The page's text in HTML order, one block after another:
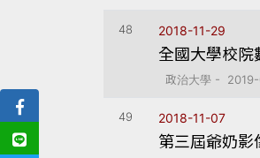
48 2018-11-29
全國大學校院
政治大學 -
49 2018-11-07
第三屆爺奶影